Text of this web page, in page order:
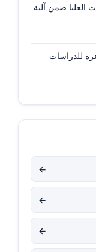
العليا ضمن آلية
للدراسات
←
←
←